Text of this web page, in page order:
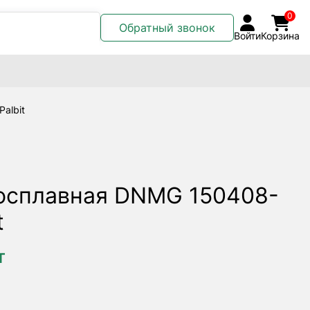
Обратный звонок
ВойтиКорзина
0
DNMG 150408-